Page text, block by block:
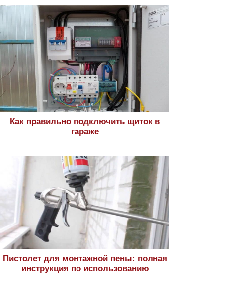
Как правильно подключить щиток в
гараже
Пистолет для монтажной пены: полная
инструкция по использованию